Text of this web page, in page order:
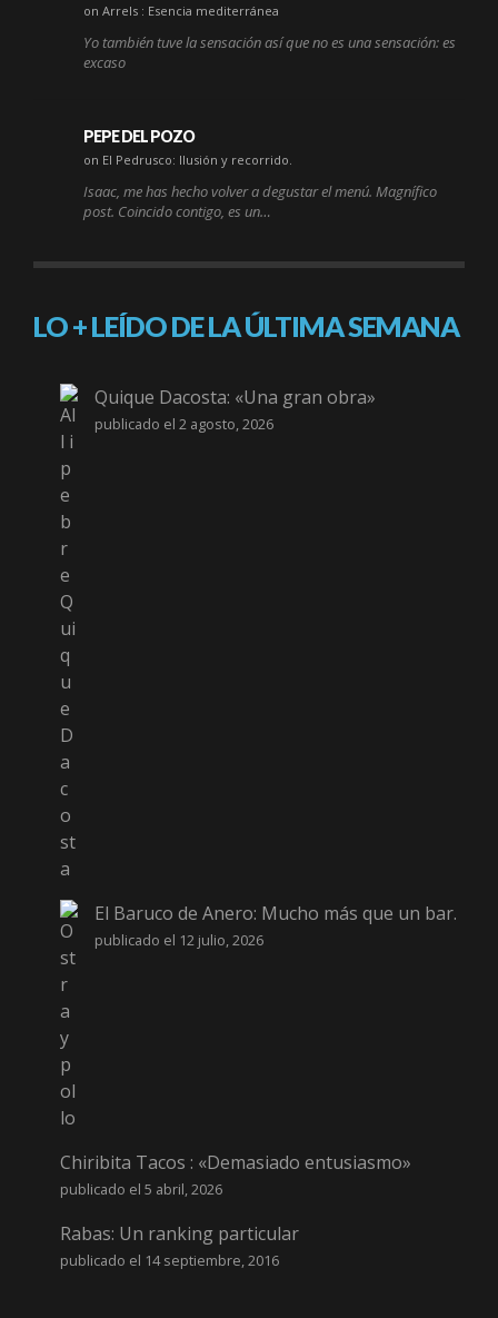
on Arrels : Esencia mediterránea
Yo también tuve la sensación así que no es una sensación: es
excaso
PEPE DEL POZO
on El Pedrusco: Ilusión y recorrido.
Isaac, me has hecho volver a degustar el menú. Magnífico
post. Coincido contigo, es un…
LO + LEÍDO DE LA ÚLTIMA SEMANA
Quique Dacosta: «Una gran obra»
publicado el 2 agosto, 2026
El Baruco de Anero: Mucho más que un bar.
publicado el 12 julio, 2026
Chiribita Tacos : «Demasiado entusiasmo»
publicado el 5 abril, 2026
Rabas: Un ranking particular
publicado el 14 septiembre, 2016